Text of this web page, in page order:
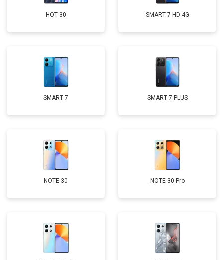
HOT 30 SMART 7 HD 4G
SMART 7 SMART 7 PLUS
NOTE 30 NOTE 30 Pro